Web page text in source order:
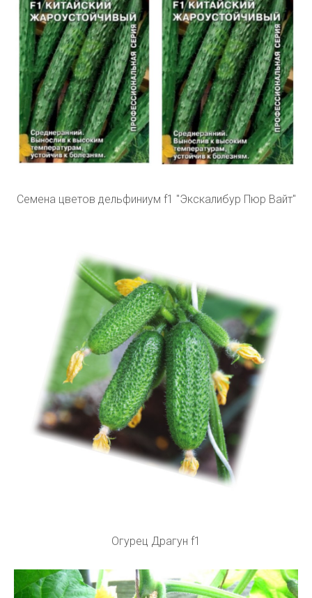
Семена цветов дельфиниум f1 "Экскалибур Пюр Вайт"
Огурец Драгун f1